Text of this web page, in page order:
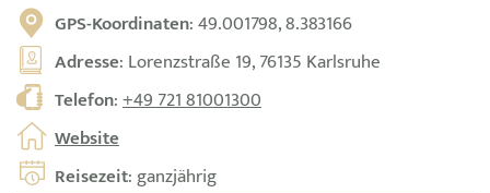
GPS-Koordinaten: 49.001798, 8.383166
Adresse: Lorenzstraße 19, 76135 Karlsruhe
Telefon:+49 721 81001300
Website
Reisezeit: ganzjährig